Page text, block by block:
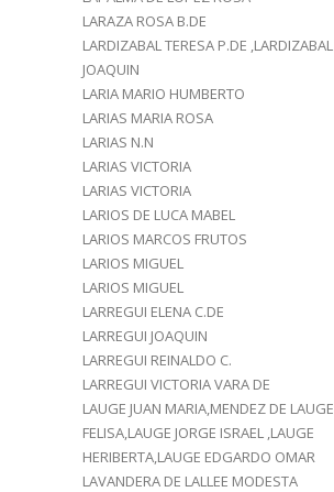
LARAZA ROSA B.DE
LARDIZABAL TERESA P.DE ,LARDIZABAL
JOAQUIN
LARIA MARIO HUMBERTO
LARIAS MARIA ROSA
LARIAS N.N
LARIAS VICTORIA
LARIAS VICTORIA
LARIOS DE LUCA MABEL
LARIOS MARCOS FRUTOS
LARIOS MIGUEL
LARIOS MIGUEL
LARREGUI ELENA C.DE
LARREGUI JOAQUIN
LARREGUI REINALDO C.
LARREGUI VICTORIA VARA DE
LAUGE JUAN MARIA,MENDEZ DE LAUGE
FELISA,LAUGE JORGE ISRAEL ,LAUGE
HERIBERTA,LAUGE EDGARDO OMAR
LAVANDERA DE LALLEE MODESTA